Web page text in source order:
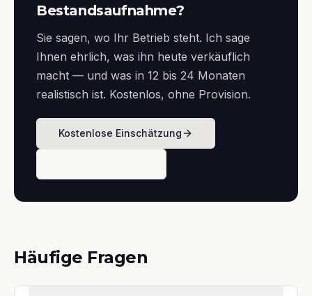
Bestandsaufnahme?
Sie sagen, wo Ihr Betrieb steht. Ich sage
Ihnen ehrlich, was ihn heute verkäuflich
macht — und was in 12 bis 24 Monaten
realistisch ist. Kostenlos, ohne Provision.
Kostenlose Einschätzung
Häufige Fragen